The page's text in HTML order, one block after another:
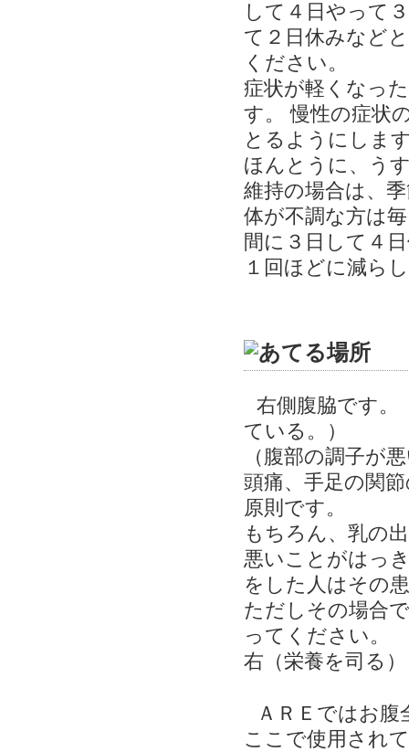
して４日やって
て２日休みなど
ください。
症状が軽くなっ
す。 慢性の症状
とるようにしま
ほんとうに、う
維持の場合は、
体が不調な方は
間に３日して４
１回ほどに減ら
右側腹脇です。
ている。）
（腹部の調子が
頭痛、手足の関
原則です。
もちろん、乳の
悪いことがはっ
をした人はその
ただしその場合
ってください。
右（栄養を司る
ＡＲＥではお
ここで使用され